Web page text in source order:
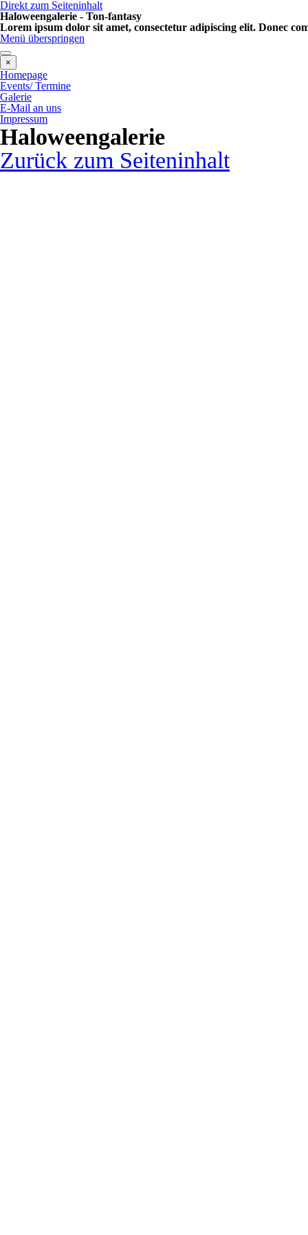
Direkt zum Seiteninhalt
Haloweengalerie - Ton-fantasy
Lorem ipsum dolor sit amet, consectetur adipiscing elit. Donec
Menü überspringen
×
Homepage
Events/ Termine
Galerie
E-Mail an uns
Impressum
Haloweengalerie
Zurück zum Seiteninhalt